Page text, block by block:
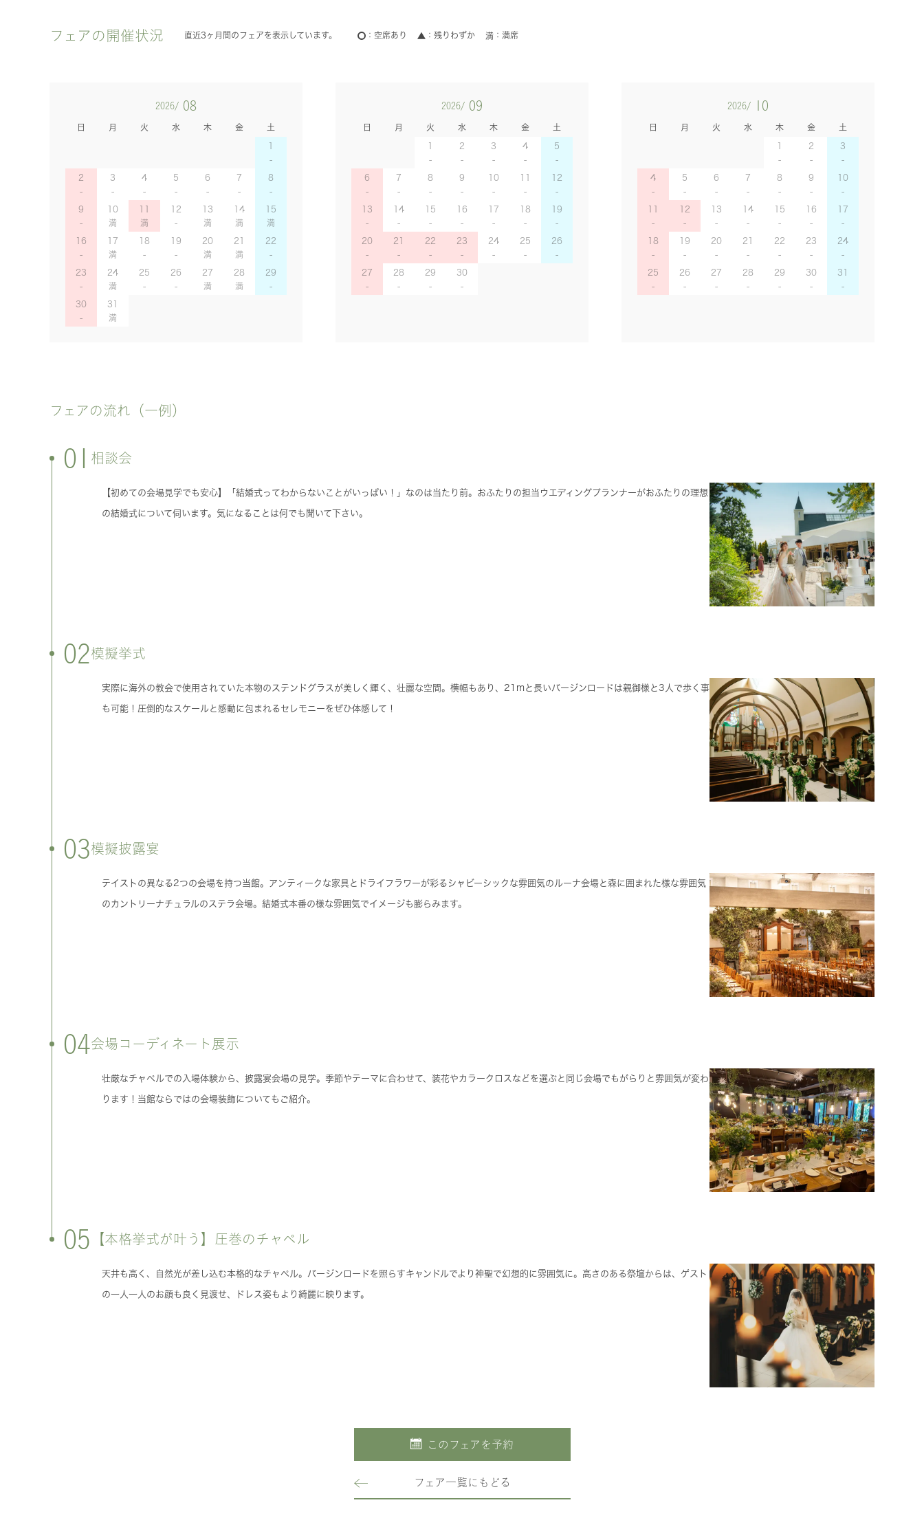
フェアの開催状況 直近3ヶ月間のフェアを表示しています。 空席あり 残りわずか 満席
2026/ 08
日 月 火 水 木 金 土
1
2 3 4 5 6 7 8
9 10 11 12 13 14 15
16 17 18 19 20 21 22
23 24 25 26 27 28 29
30 31
2026/ 09
日 月 火 水 木 金 土
1 2 3 4 5
6 7 8 9 10 11 12
13 14 15 16 17 18 19
20 21 22 23 24 25 26
27 28 29 30
2026/ 10
日 月 火 水 木 金 土
1 2 3
4 5 6 7 8 9 10
11 12 13 14 15 16 17
18 19 20 21 22 23 24
25 26 27 28 29 30 31
フェアの流れ（一例）
01 相談会
【初めての会場見学でも安心】「結婚式ってわからないことがいっぱい！」なのは当たり前。おふたりの担当ウエディングプランナーがおふたりの理想
の結婚式について伺います。気になることは何でも聞いて下さい。
02模擬挙式
実際に海外の教会で使用されていた本物のステンドグラスが美しく輝く、壮麗な空間。横幅もあり、21mと長いバージンロードは親御様と3人で歩く事
も可能！圧倒的なスケールと感動に包まれるセレモニーをぜひ体感して！
03模擬披露宴
テイストの異なる2つの会場を持つ当館。アンティークな家具とドライフラワーが彩るシャビーシックな雰囲気のルーナ会場と森に囲まれた様な雰囲気
のカントリーナチュラルのステラ会場。結婚式本番の様な雰囲気でイメージも膨らみます。
04会場コーディネート展示
壮厳なチャペルでの入場体験から、披露宴会場の見学。季節やテーマに合わせて、装花やカラークロスなどを選ぶと同じ会場でもがらりと雰囲気が変わ
ります！当館ならではの会場装飾についてもご紹介。
05 【本格挙式が叶う】圧巻のチャペル
天井も高く、自然光が差し込む本格的なチャペル。バージンロードを照らすキャンドルでより神聖で幻想的に雰囲気に。高さのある祭壇からは、ゲスト
の一人一人のお顔も良く見渡せ、ドレス姿もより綺麗に映ります。
このフェアを予約
フェア一覧にもどる